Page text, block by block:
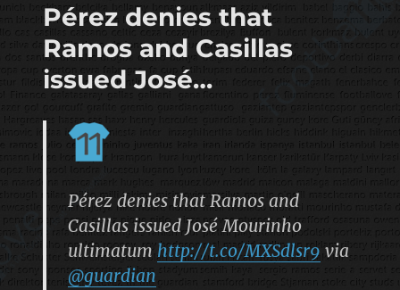
Pérez denies that
Ramos and Casillas
issued José…
Pérez denies that Ramos and
Casillas issued José Mourinho
ultimatum http://t.co/MXSdlsr9 via
@guardian